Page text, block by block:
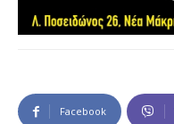
Facebook